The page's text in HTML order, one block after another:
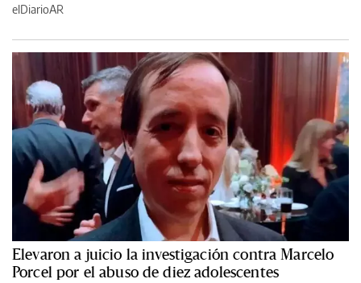
elDiarioAR
Elevaron a juicio la investigación contra Marcelo
Porcel por el abuso de diez adolescentes